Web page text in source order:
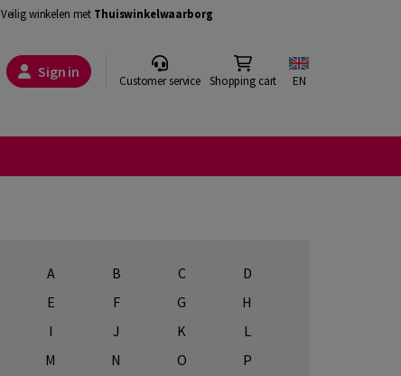
Veilig winkelen met Thuiswinkelwaarborg
Sign in Customer service Shopping cart EN
A B C
D
E
F G
H
I
J K
L
M
N O
P